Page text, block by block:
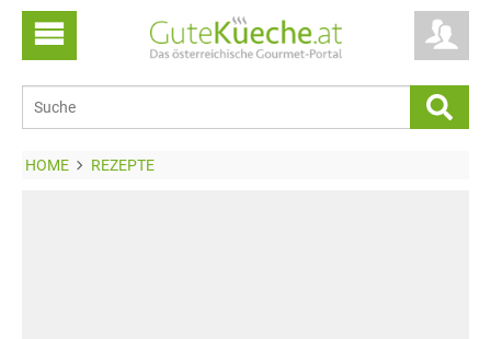
HOME REZEPTE